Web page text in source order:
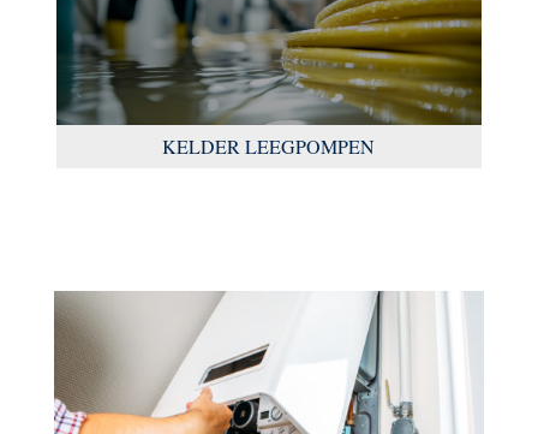
KELDER LEEGPOMPEN